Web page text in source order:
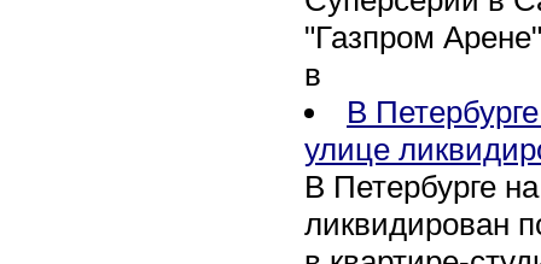
"Газпром
в
В
улице
В Петербурге
ликвидирован